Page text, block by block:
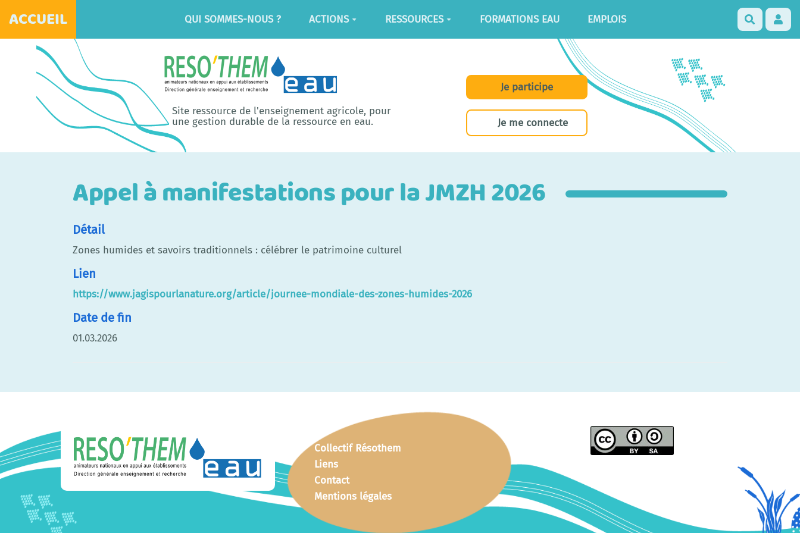
ACCUEIL QUI SOMMES-NOUS ? ACTIONS RESSOURCES FORMATIONS EAU EMPLOIS
Site ressource de l'enseignement agricole, pour
une gestion durable de la ressource en eau.
Je participe
Je me connecte
Appel à manifestations pour la JMZH 2026
Détail
Zones humides et savoirs traditionnels : célébrer le patrimoine culturel
Lien
https://www.jagispourlanature.org/article/journee-mondiale-des-zones-humides-2026
Date de fin
01.03.2026
Collectif Résothem
Liens
Contact
Mentions légales